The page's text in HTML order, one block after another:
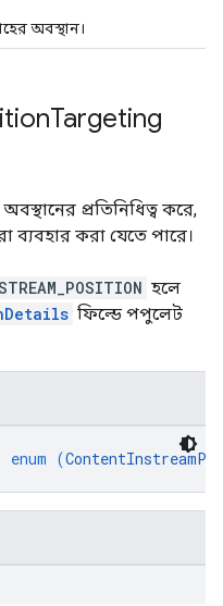
অবস্থান।
Targeting
প্রতিনিধিত্ব করে,
ব্যবহার করা যেতে পারে।
হলে
ফিল্ডে পপুলেট
enum (